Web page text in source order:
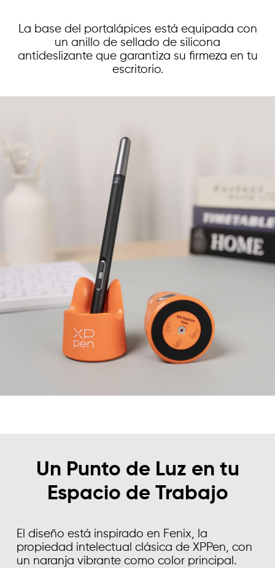
La base del portalápices está equipada con
un anillo de sellado de silicona
antideslizante que garantiza su firmeza en tu
escritorio.
Un Punto de Luz en tu
Espacio de Trabajo
El diseño está inspirado en Fenix, la
propiedad intelectual clásica de XPPen, con
un naranja vibrante como color principal.